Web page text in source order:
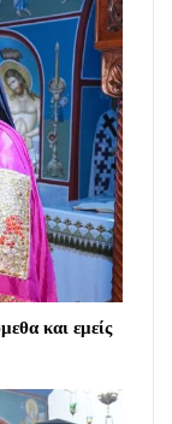
και εμείς